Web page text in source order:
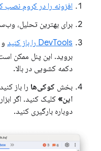
افزونه را در کروم نصب
برای بهترین تحلیل،
DevTools را باز کنید
بروید. این پنل ممکن
دکمه کشویی در بالا.
بخش کوکی‌ها را باز
این» کلیک کنید. اگر
دوباره بارگیری کنید.